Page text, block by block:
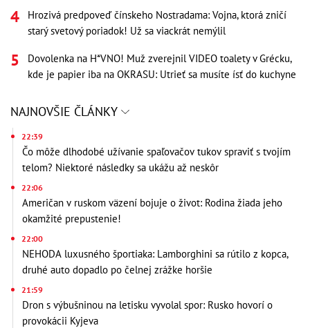
Hrozivá predpoveď čínskeho Nostradama: Vojna, ktorá zničí
starý svetový poriadok! Už sa viackrát nemýlil
Dovolenka na H*VNO! Muž zverejnil VIDEO toalety v Grécku,
kde je papier iba na OKRASU: Utrieť sa musíte ísť do kuchyne
NAJNOVŠIE ČLÁNKY
22:39
Čo môže dlhodobé užívanie spaľovačov tukov spraviť s tvojím
telom? Niektoré následky sa ukážu až neskôr
22:06
Američan v ruskom väzení bojuje o život: Rodina žiada jeho
okamžité prepustenie!
22:00
NEHODA luxusného športiaka: Lamborghini sa rútilo z kopca,
druhé auto dopadlo po čelnej zrážke horšie
21:59
Dron s výbušninou na letisku vyvolal spor: Rusko hovorí o
provokácii Kyjeva